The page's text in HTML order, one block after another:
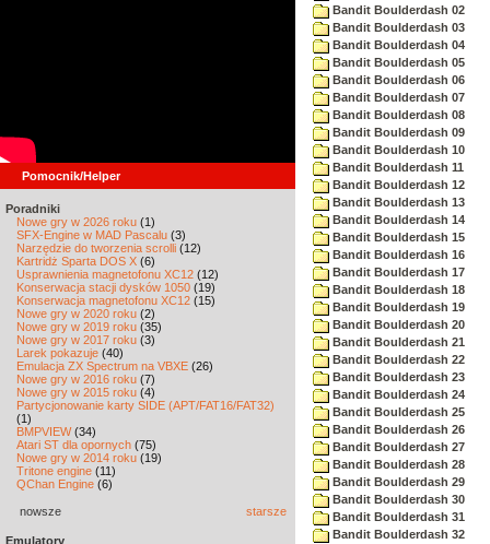
Pomocnik/Helper
Poradniki
Nowe gry w 2026 roku (1)
SFX-Engine w MAD Pascalu (3)
Narzędzie do tworzenia scrolli (12)
Kartridż Sparta DOS X (6)
Usprawnienia magnetofonu XC12 (12)
Konserwacja stacji dysków 1050 (19)
Konserwacja magnetofonu XC12 (15)
Nowe gry w 2020 roku (2)
Nowe gry w 2019 roku (35)
Nowe gry w 2017 roku (3)
Larek pokazuje (40)
Emulacja ZX Spectrum na VBXE (26)
Nowe gry w 2016 roku (7)
Nowe gry w 2015 roku (4)
Partycjonowanie karty SIDE (APT/FAT16/FAT32)
(1)
BMPVIEW(34)
Atari ST dla opornych (75)
Nowe gry w 2014 roku (19)
Tritone engine (11)
QChan Engine (6)
nowsze starsze
Emulatory
Bandit Boulderdash 02
Bandit Boulderdash 03
Bandit Boulderdash 04
Bandit Boulderdash 05
Bandit Boulderdash 06
Bandit Boulderdash 07
Bandit Boulderdash 08
Bandit Boulderdash 09
Bandit Boulderdash 10
Bandit Boulderdash 11
Bandit Boulderdash 12
Bandit Boulderdash 13
Bandit Boulderdash 14
Bandit Boulderdash 15
Bandit Boulderdash 16
Bandit Boulderdash 17
Bandit Boulderdash 18
Bandit Boulderdash 19
Bandit Boulderdash 20
Bandit Boulderdash 21
Bandit Boulderdash 22
Bandit Boulderdash 23
Bandit Boulderdash 24
Bandit Boulderdash 25
Bandit Boulderdash 26
Bandit Boulderdash 27
Bandit Boulderdash 28
Bandit Boulderdash 29
Bandit Boulderdash 30
Bandit Boulderdash 31
Bandit Boulderdash 32